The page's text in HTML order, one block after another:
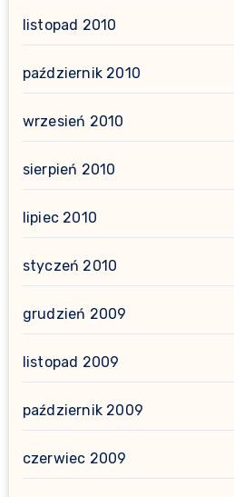
listopad 2010
październik 2010
wrzesień 2010
sierpień 2010
lipiec 2010
styczeń 2010
grudzień 2009
listopad 2009
październik 2009
czerwiec 2009